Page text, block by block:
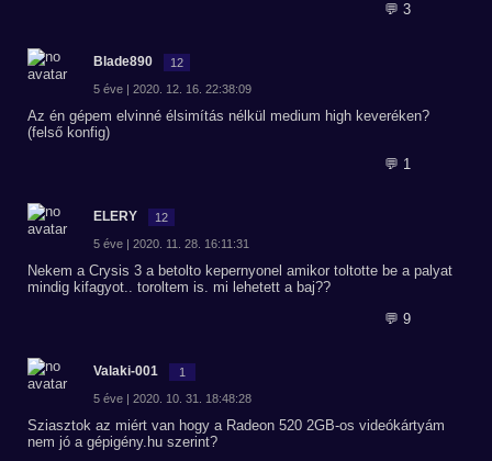
💬 3
Blade890 12
5 éve | 2020. 12. 16. 22:38:09
Az én gépem elvinné élsimítás nélkül medium high keveréken?
(felső konfig)
💬 1
ELERY 12
5 éve | 2020. 11. 28. 16:11:31
Nekem a Crysis 3 a betolto kepernyonel amikor toltotte be a palyat
mindig kifagyot.. toroltem is. mi lehetett a baj??
💬 9
Valaki-001 1
5 éve | 2020. 10. 31. 18:48:28
Sziasztok az miért van hogy a Radeon 520 2GB-os videókártyám
nem jó a gépigény.hu szerint?